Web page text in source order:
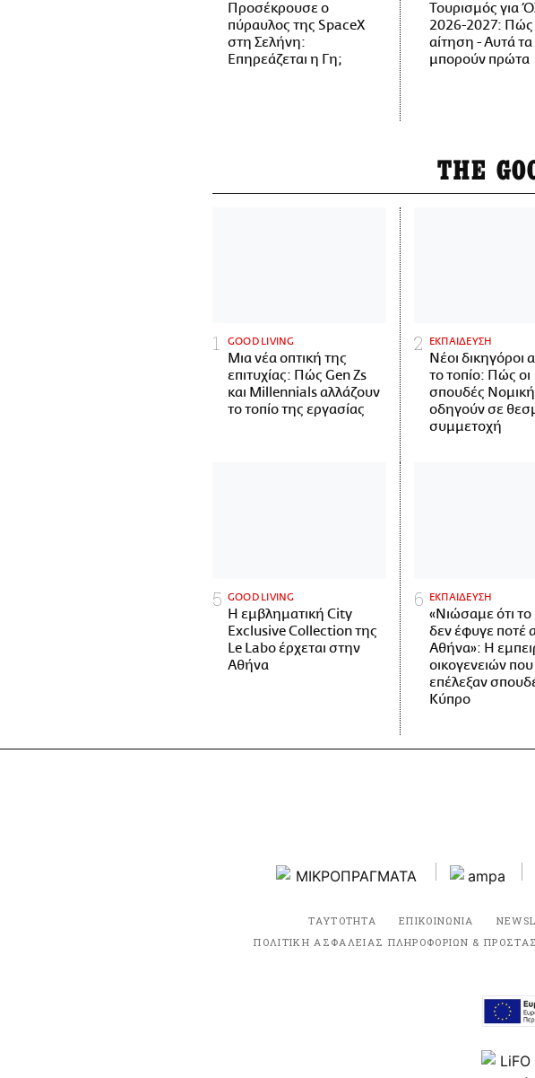
Προσέκρουσε ο
πύραυλος της SpaceX
στη Σελήνη:
Επηρεάζεται η Γη;
Τουρισμός για
2026-2027: Πώς
αίτηση - Αυτά
μπορούν πρώτα
THE
GOOD LIVING
Μια νέα οπτική της
επιτυχίας: Πώς Gen Zs
και Millennials αλλάζουν
το τοπίο της εργασίας
ΕΚΠΑΙΔΕΥΣΗ
Νέοι δικηγόροι
το τοπίο: Πώς οι
σπουδές
οδηγούν σε
συμμετοχή
GOOD LIVING
Η εμβληματική City
Exclusive Collection της
Le Labo έρχεται στην
Αθήνα
ΕΚΠΑΙΔΕΥΣΗ
«Νιώσαμε ότι το
δεν έφυγε ποτέ
Αθήνα»: Η
οικογενειών που
επέλεξαν
Κύπρο
ΤΑΥΤΟΤΗΤΑ ΕΠΙΚΟΙΝΩΝΙΑ
ΠΟΛΙΤΙΚΗ ΑΣΦΑΛΕΙΑΣ ΠΛΗΡΟΦΟΡΙΩΝ &